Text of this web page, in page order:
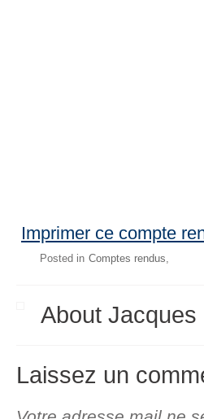
Imprimer ce compte
Posted in Comptes rendus
About Jacques
Laissez un